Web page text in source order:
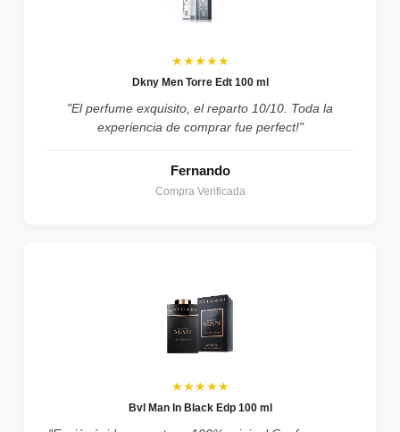
★★★★★
Dkny Men Torre Edt 100 ml
"El perfume exquisito, el reparto 10/10. Toda la
experiencia de comprar fue perfect!"
Fernando
Compra Verificada
★★★★★
Bvl Man In Black Edp 100 ml